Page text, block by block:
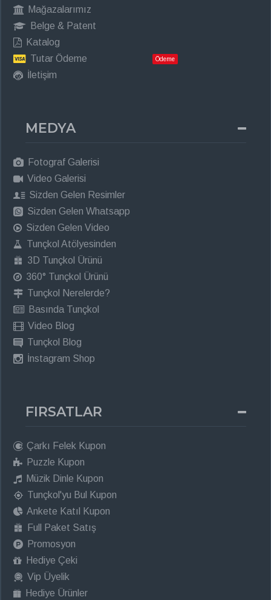
Mağazalarımız
Belge & Patent
Katalog
Tutar Ödeme
Ödeme
İletişim
MEDYA
Fotograf Galerisi
Video Galerisi
Sizden Gelen Resimler
Sizden Gelen Whatsapp
Sizden Gelen Video
Tunçkol Atölyesinden
3D Tunçkol Ürünü
360° Tunçkol Ürünü
Tunçkol Nerelerde?
Basında Tunçkol
Video Blog
Tunçkol Blog
İnstagram Shop
FIRSATLAR
Çarkı Felek Kupon
Puzzle Kupon
Müzik Dinle Kupon
Tunçkol'yu Bul Kupon
Ankete Katıl Kupon
Full Paket Satış
Promosyon
Hediye Çeki
Vip Üyelik
Hediye Ürünler